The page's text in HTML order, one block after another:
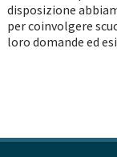
disposizione
per coinvolgere
loro domande ed